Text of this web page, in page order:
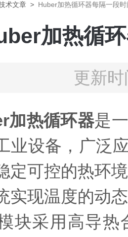
术文章 > Huber加热循环器每隔一段
加热循
更新
加热循环器是
业设备，广泛
定可控的热环
实现温度的动
采用高导热合